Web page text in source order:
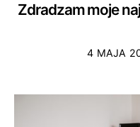
Zdradzam moje
4 MAJA